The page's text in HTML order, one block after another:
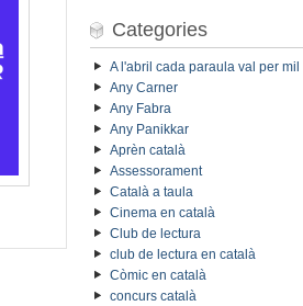
Categories
A l'abril cada paraula val per mil
Any Carner
Any Fabra
Any Panikkar
Aprèn català
Assessorament
Català a taula
Cinema en català
Club de lectura
club de lectura en català
Còmic en català
concurs català